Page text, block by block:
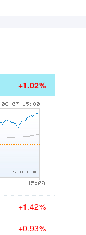
+1.02%
+1.42%
+0.93%